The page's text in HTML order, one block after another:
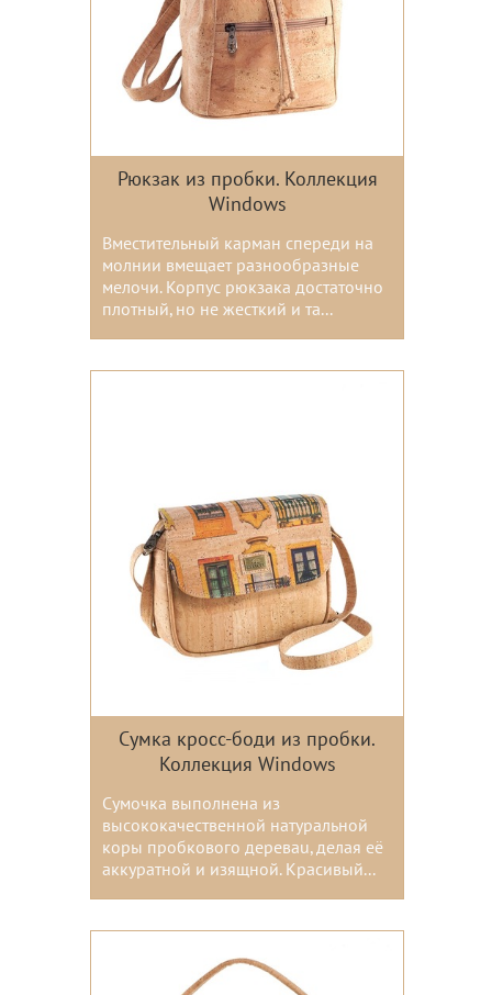
Рюкзак из пробки. Коллекция
Windows
Вместительный карман спереди на
молнии вмещает разнообразные
мелочи. Корпус рюкзака достаточно
плотный, но не жесткий и та...
Цвета:
Сумка кросс-боди из пробки.
Коллекция Windows
Сумочка выполнена из
высококачественной натуральной
коры пробкового дереваu, делая её
аккуратной и изящной. Красивый...
Цвета: